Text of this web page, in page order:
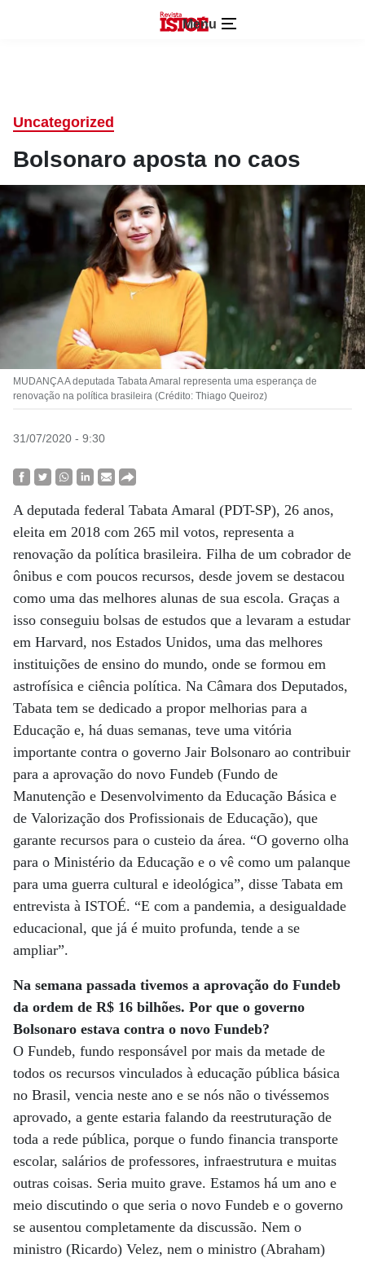
Menu
Uncategorized
Bolsonaro aposta no caos
MUDANÇA A deputada Tabata Amaral representa uma esperança de
renovação na política brasileira (Crédito: Thiago Queiroz)
31/07/2020 - 9:30
A deputada federal Tabata Amaral (PDT-SP), 26 anos,
eleita em 2018 com 265 mil votos, representa a
renovação da política brasileira. Filha de um cobrador de
ônibus e com poucos recursos, desde jovem se destacou
como uma das melhores alunas de sua escola. Graças a
isso conseguiu bolsas de estudos que a levaram a estudar
em Harvard, nos Estados Unidos, uma das melhores
instituições de ensino do mundo, onde se formou em
astrofísica e ciência política. Na Câmara dos Deputados,
Tabata tem se dedicado a propor melhorias para a
Educação e, há duas semanas, teve uma vitória
importante contra o governo Jair Bolsonaro ao contribuir
para a aprovação do novo Fundeb (Fundo de
Manutenção e Desenvolvimento da Educação Básica e
de Valorização dos Profissionais de Educação), que
garante recursos para o custeio da área. “O governo olha
para o Ministério da Educação e o vê como um palanque
para uma guerra cultural e ideológica”, disse Tabata em
entrevista à ISTOÉ. “E com a pandemia, a desigualdade
educacional, que já é muito profunda, tende a se
ampliar”.
Na semana passada tivemos a aprovação do Fundeb
da ordem de R$ 16 bilhões. Por que o governo
Bolsonaro estava contra o novo Fundeb?
O Fundeb, fundo responsável por mais da metade de
todos os recursos vinculados à educação pública básica
no Brasil, vencia neste ano e se nós não o tivéssemos
aprovado, a gente estaria falando da reestruturação de
toda a rede pública, porque o fundo financia transporte
escolar, salários de professores, infraestrutura e muitas
outras coisas. Seria muito grave. Estamos há um ano e
meio discutindo o que seria o novo Fundeb e o governo
se ausentou completamente da discussão. Nem o
ministro (Ricardo) Velez, nem o ministro (Abraham)